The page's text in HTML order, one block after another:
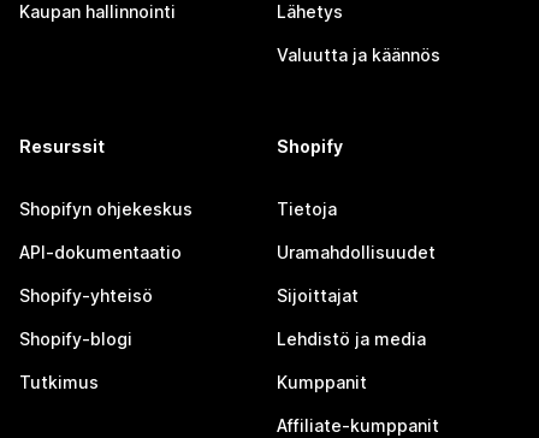
Kaupan hallinnointi Lähetys
Valuutta ja käännös
Resurssit
Shopifyn ohjekeskus
API-dokumentaatio
Shopify-yhteisö
Shopify-blogi
Tutkimus
Shopify
Tietoja
Uramahdollisuudet
Sijoittajat
Lehdistö ja media
Kumppanit
Affiliate-kumppanit